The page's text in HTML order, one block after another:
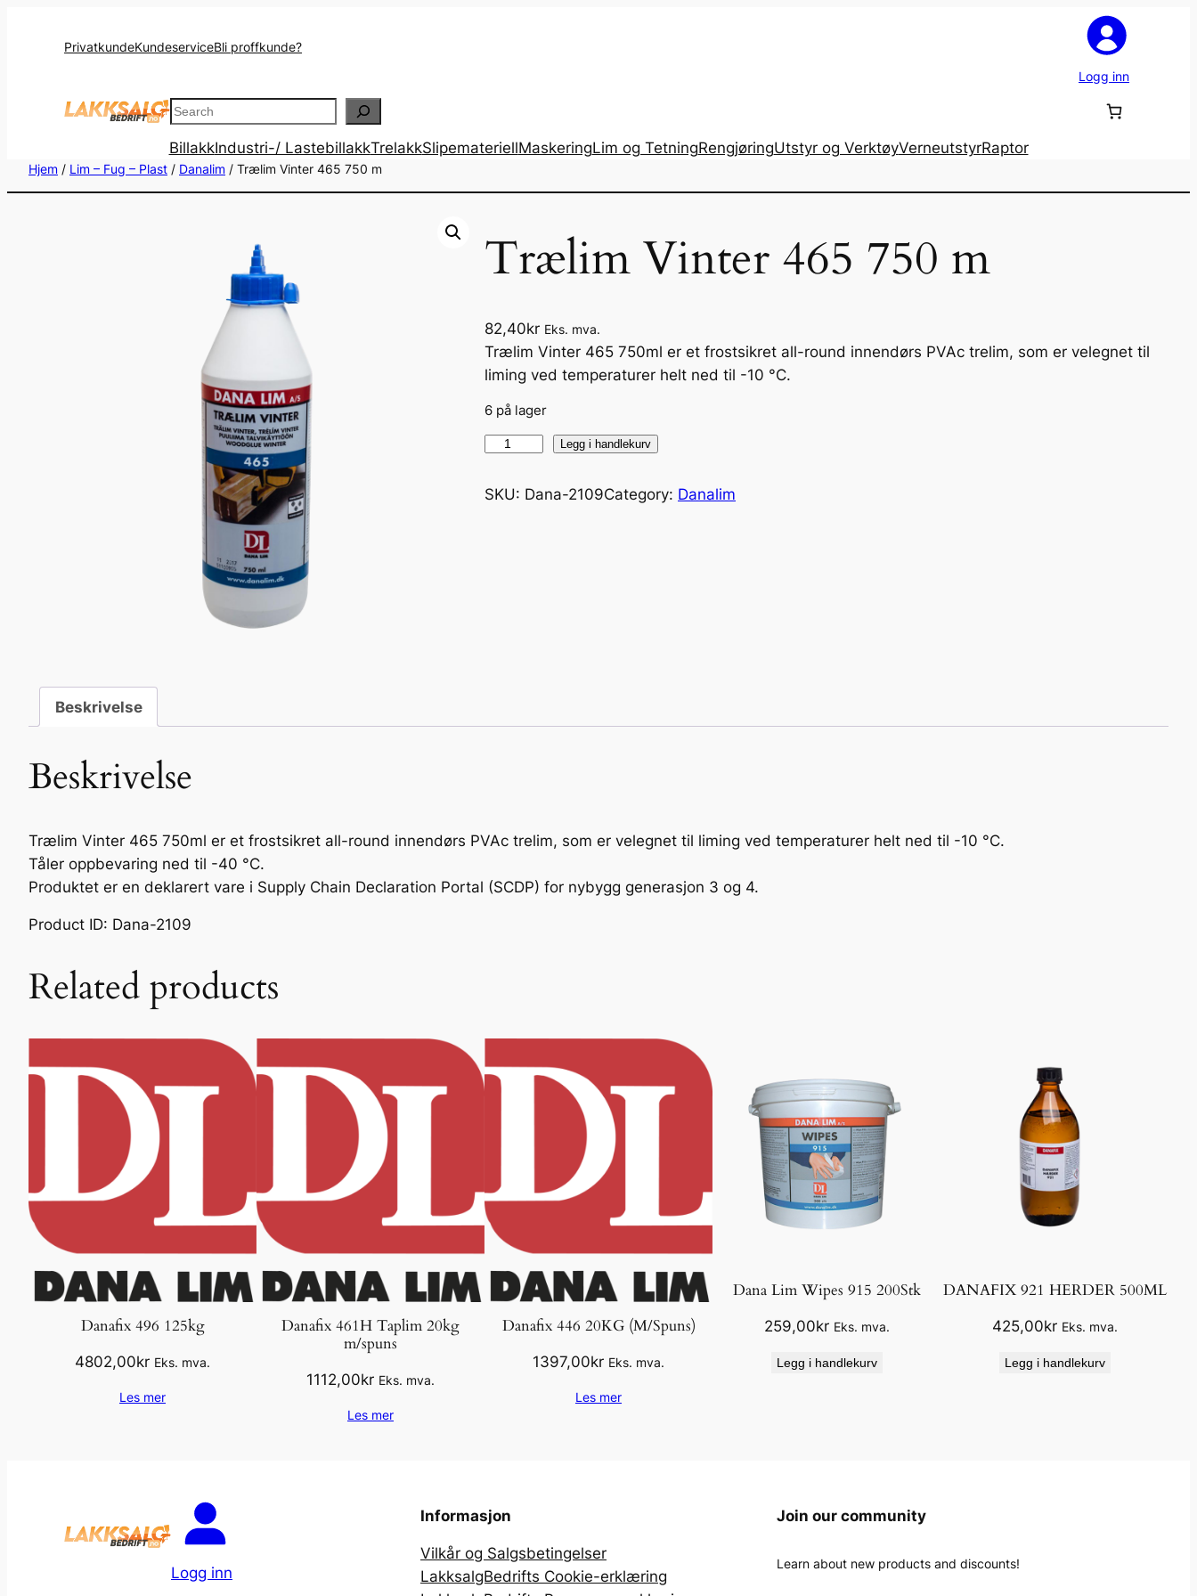
PrivatkundeKundeserviceBli proffkunde?
Logg inn
Search
BillakkIndustri-/ LastebillakkTrelakkSlipemateriellMaskeringLim og TetningRengjøringUtstyr og VerktøyVerneutstyrRaptor
Hjem / Lim – Fug – Plast / Danalim / Trælim Vinter 465 750 m
Trælim Vinter 465 750 m
82,40kr Eks. mva.
Trælim Vinter 465 750ml er et frostsikret all-round innendørs PVAc trelim, som er velegnet til
liming ved temperaturer helt ned til -10 °C.
6 på lager
æ
4
0
a
Legg i handlekurv
SKU: Dana-2109Category: Danalim
Beskrivelse
Beskrivelse
Trælim Vinter 465 750ml er et frostsikret all-round innendørs PVAc trelim, som er velegnet til liming ved temperaturer helt ned til -10 °C.
Tåler oppbevaring ned til -40 °C.
Produktet er en deklarert vare i Supply Chain Declaration Portal (SCDP) for nybygg generasjon 3 og 4.
Product ID: Dana-2109
Related products
Danafix 496 125kg
4802,00kr Eks. mva.
Les mer
Danafix 461H Taplim 20kg
m/spuns
1112,00kr Eks. mva.
Les mer
Danafix 446 20KG (M/Spuns)
1397,00kr Eks. mva.
Les mer
Dana Lim Wipes 915 200Stk
259,00kr Eks. mva.
Legg i handlekurv
DANAFIX 921 HERDER 500ML
425,00kr Eks. mva.
Legg i handlekurv
Logg inn
Informasjon
Vilkår og Salgsbetingelser
LakksalgBedrifts Cookie-erklæring
Join our community
Learn about new products and discounts!